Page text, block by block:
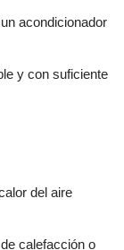
acondicionador
y con suficiente
del aire
calefacción o